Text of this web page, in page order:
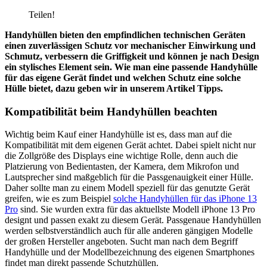
Teilen!
Handyhüllen bieten den empfindlichen technischen Geräten
einen zuverlässigen Schutz vor mechanischer Einwirkung und
Schmutz, verbessern die Griffigkeit und können je nach Design
ein stylisches Element sein. Wie man eine passende Handyhülle
für das eigene Gerät findet und welchen Schutz eine solche
Hülle bietet, dazu geben wir in unserem Artikel Tipps.
Kompatibilität beim Handyhüllen beachten
Wichtig beim Kauf einer Handyhülle ist es, dass man auf die
Kompatibilität mit dem eigenen Gerät achtet. Dabei spielt nicht nur
die Zollgröße des Displays eine wichtige Rolle, denn auch die
Platzierung von Bedientasten, der Kamera, dem Mikrofon und
Lautsprecher sind maßgeblich für die Passgenauigkeit einer Hülle.
Daher sollte man zu einem Modell speziell für das genutzte Gerät
greifen, wie es zum Beispiel solche Handyhüllen für das iPhone 13
Pro sind. Sie wurden extra für das aktuellste Modell iPhone 13 Pro
designt und passen exakt zu diesem Gerät. Passgenaue Handyhüllen
werden selbstverständlich auch für alle anderen gängigen Modelle
der großen Hersteller angeboten. Sucht man nach dem Begriff
Handyhülle und der Modellbezeichnung des eigenen Smartphones
findet man direkt passende Schutzhüllen.